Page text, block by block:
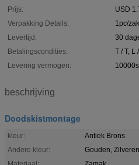
Prijs:
USD
Verpakking Details:
1pc/
Levertijd:
30
Betalingscondities:
T / T, L
Levering vermogen:
beschrijving
Doodskistmontage
kleur:
Antiek Brons
Andere kleur:
Gouden,